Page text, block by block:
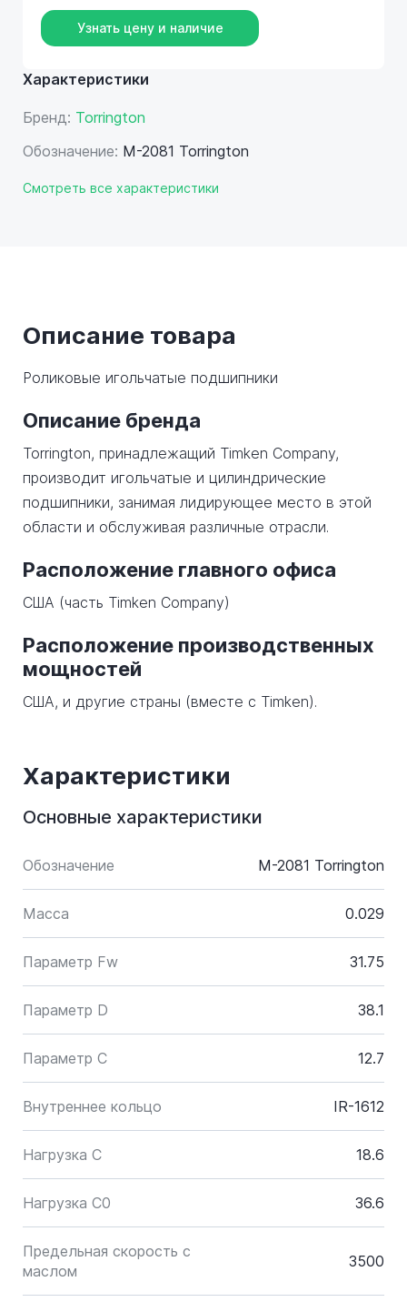
Характеристики
Бренд: Torrington
Обозначение: M-2081 Torrington
Смотреть все характеристики
Узнать цену и наличие
Описание товара
Роликовые игольчатые подшипники
Описание бренда
Torrington, принадлежащий Timken Company,
производит игольчатые и цилиндрические
подшипники, занимая лидирующее место в этой
области и обслуживая различные отрасли.
Расположение главного офиса
США (часть Timken Company)
Расположение производственных
мощностей
США, и другие страны (вместе с Timken).
Характеристики
Основные характеристики
Обозначение M-2081 Torrington
Масса 0.029
Параметр Fw 31.75
Параметр D 38.1
Параметр C 12.7
Внутреннее кольцо IR-1612
Нагрузка C 18.6
Нагрузка C0 36.6
Предельная скорость с
маслом
3500